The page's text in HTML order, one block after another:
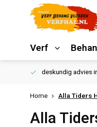
Verf
deskundig advies
Home Alla Tiders
Alla